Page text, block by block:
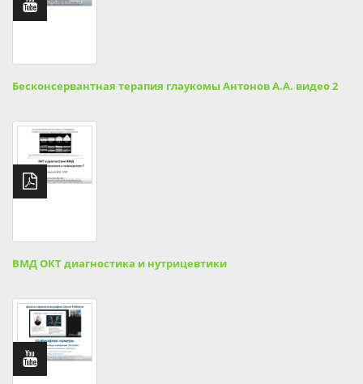
Бесконсервантная терапия глаукомы Антонов А.А. видео 2
ВМД ОКТ диагностика и нутрицевтики